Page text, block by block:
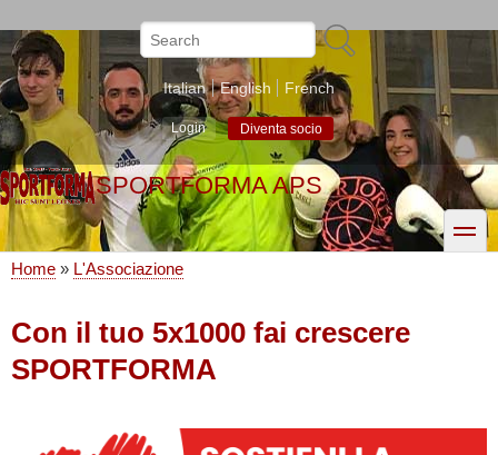
to
main
content
Search
Italian English French
Login Diventa socio
SPORTFORMA APS
toggle
Home L'Associazione
Con il tuo 5x1000 fai crescere
SPORTFORMA